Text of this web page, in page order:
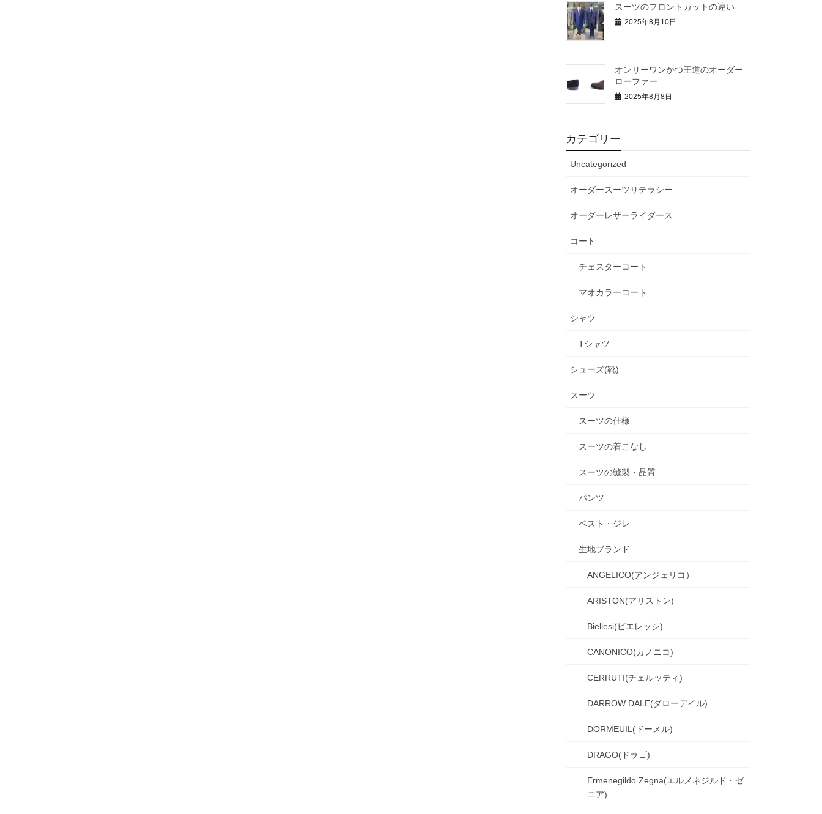
スーツのフロントカットの違い
2025年8月10日
オンリーワンかつ王道のオーダー
ローファー
2025年8月8日
カテゴリー
Uncategorized
オーダースーツリテラシー
オーダーレザーライダース
コート
チェスターコート
マオカラーコート
シャツ
Tシャツ
シューズ(靴)
スーツ
スーツの仕様
スーツの着こなし
スーツの縫製・品質
パンツ
ベスト・ジレ
生地ブランド
ANGELICO(アンジェリコ）
ARISTON(アリストン)
Biellesi(ビエレッシ)
CANONICO(カノニコ)
CERRUTI(チェルッティ)
DARROW DALE(ダローデイル)
DORMEUIL(ドーメル)
DRAGO(ドラゴ)
Ermenegildo Zegna(エルメネジルド・ゼ
ニア)